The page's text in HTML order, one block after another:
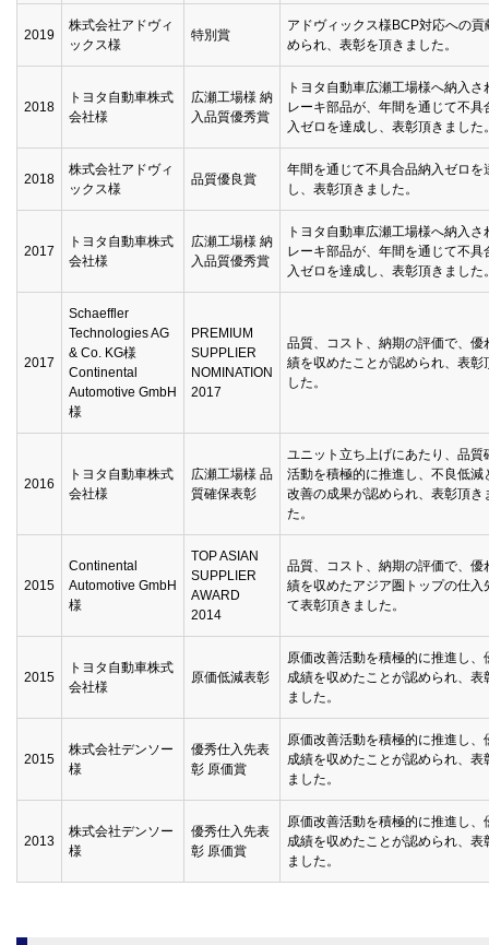
2019
株式会社アドヴィ
ックス様
特別賞
アドヴィックス様BCP対応への貢
められ、表彰を頂きました。
2018
トヨタ自動車株式
会社様
広瀬工場様 納
入品質優秀賞
トヨタ自動車広瀬工場様へ納入さ
レーキ部品が、年間を通じて不具
入ゼロを達成し、表彰頂きました
2018
株式会社アドヴィ
ックス様
品質優良賞
年間を通じて不具合品納入ゼロを
し、表彰頂きました。
2017
トヨタ自動車株式
会社様
広瀬工場様 納
入品質優秀賞
トヨタ自動車広瀬工場様へ納入さ
レーキ部品が、年間を通じて不具
入ゼロを達成し、表彰頂きました
2017
Schaeffler
Technologies AG
& Co. KG様
Continental
Automotive GmbH
様
PREMIUM
SUPPLIER
NOMINATION
2017
品質、コスト、納期の評価で、優
績を収めたことが認められ、表彰
した。
2016
トヨタ自動車株式
会社様
広瀬工場様 品
質確保表彰
ユニット立ち上げにあたり、品質
活動を積極的に推進し、不良低減
改善の成果が認められ、表彰頂き
た。
2015
Continental
Automotive GmbH
様
TOP ASIAN
SUPPLIER
AWARD
2014
品質、コスト、納期の評価で、優
績を収めたアジア圏トップの仕入
て表彰頂きました。
2015
トヨタ自動車株式
会社様
原価低減表彰
原価改善活動を積極的に推進し、
成績を収めたことが認められ、表
ました。
2015
株式会社デンソー
様
優秀仕入先表
彰 原価賞
原価改善活動を積極的に推進し、
成績を収めたことが認められ、表
ました。
2013
株式会社デンソー
様
優秀仕入先表
彰 原価賞
原価改善活動を積極的に推進し、
成績を収めたことが認められ、表
ました。